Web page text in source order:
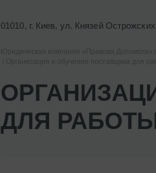
01010, г. Киев, ул. Князей
ДЛЯ